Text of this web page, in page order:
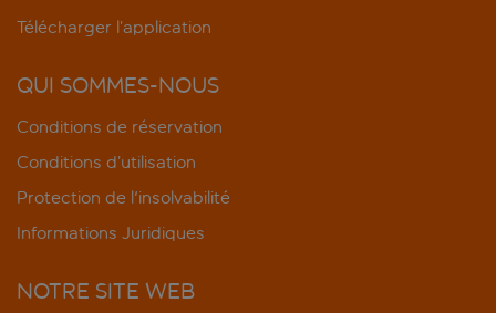
Télécharger l’application
QUI SOMMES-NOUS
Conditions de réservation
Conditions d’utilisation
Protection de l'insolvabilité
Informations Juridiques
NOTRE SITE WEB